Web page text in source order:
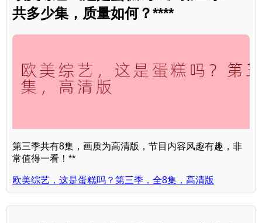
共多少集，质量如何？****
第三季共有8集，画质为高清版，节目内容风趣有趣，非
常值得一看！**
欧美综艺，这是蛋糕吗？第三季，全8集，高清版